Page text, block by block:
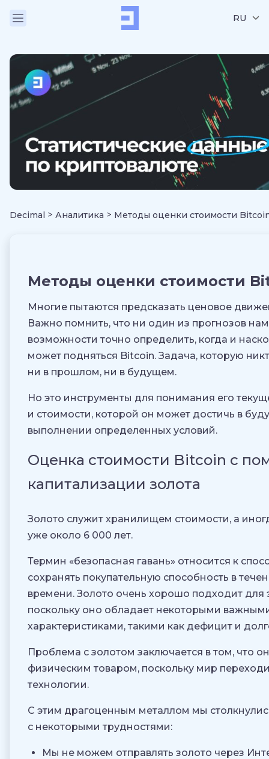
RU
Decimal > Аналитика > Методы оценки стоимости
Методы оценки стоимости
Многие пытаются предсказать ценовое
Важно помнить, что ни один из прогнозов
возможности точно определить, когда и
может подняться Bitcoin. Задача, которую
ни в прошлом, ни в будущем.
Но это инструменты для понимания его
и стоимости, которой он может достичь в
выполнении определенных условий.
Оценка стоимости Bitcoin с
капитализации золота
Золото служит хранилищем стоимости, а
уже около 6 000 лет.
Термин «безопасная гавань» относится к
сохранять покупательную способность в
времени. Золото очень хорошо подходит для
поскольку оно обладает некоторыми
характеристиками, такими как дефицит и
Проблема с золотом заключается в том, что
физическим товаром, поскольку мир
технологии.
С этим драгоценным металлом мы
с некоторыми трудностями:
Мы не можем отправлять золото через